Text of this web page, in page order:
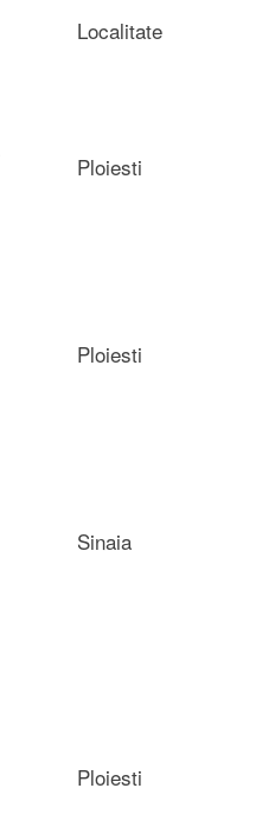
Localitate
Ploiesti
Ploiesti
Sinaia
Ploiesti